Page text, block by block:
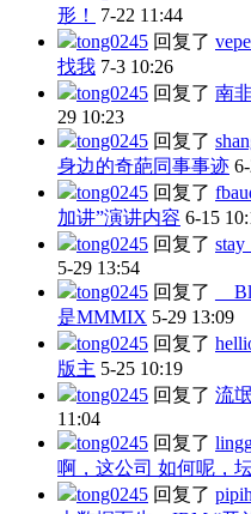
形！
7-22 11:44
tong0245 回复了
找我 7-3 10:26
tong0245 回复了 南
29 10:23
tong0245 回复了
身边的奇葩同事事迹
tong0245 回复了
加讲”演讲内容 6-15
tong0245 回复了
5-29 13:54
tong0245 回复了
是MMMIX 5-29 13:09
tong0245 回复了
版主 5-25 10:19
tong0245 回复了 流
11:04
tong0245 回复了
啊，这公司 如何呢，
tong0245 回复了